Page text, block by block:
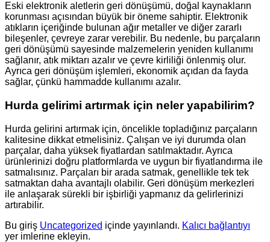
Eski elektronik aletlerin geri dönüşümü, doğal kaynakların
korunması açısından büyük bir öneme sahiptir. Elektronik
atıkların içeriğinde bulunan ağır metaller ve diğer zararlı
bileşenler, çevreye zarar verebilir. Bu nedenle, bu parçaların
geri dönüşümü sayesinde malzemelerin yeniden kullanımı
sağlanır, atık miktarı azalır ve çevre kirliliği önlenmiş olur.
Ayrıca geri dönüşüm işlemleri, ekonomik açıdan da fayda
sağlar, çünkü hammadde kullanımı azalır.
Hurda gelirimi artırmak için neler yapabilirim?
Hurda gelirini artırmak için, öncelikle topladığınız parçaların
kalitesine dikkat etmelisiniz. Çalışan ve iyi durumda olan
parçalar, daha yüksek fiyatlardan satılmaktadır. Ayrıca
ürünlerinizi doğru platformlarda ve uygun bir fiyatlandırma ile
satmalısınız. Parçaları bir arada satmak, genellikle tek tek
satmaktan daha avantajlı olabilir. Geri dönüşüm merkezleri
ile anlaşarak sürekli bir işbirliği yapmanız da gelirlerinizi
artırabilir.
Bu giriş Uncategorized içinde yayınlandı. Kalıcı bağlantıyı
yer imlerine ekleyin.